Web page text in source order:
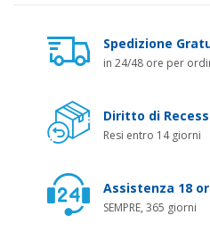
Spedizione
in 24/48 ore per
Diritto di
Resi entro 14 giorni
Assistenza 18
SEMPRE, 365 giorni